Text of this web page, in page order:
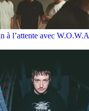
à l’attente avec W.O.W.A